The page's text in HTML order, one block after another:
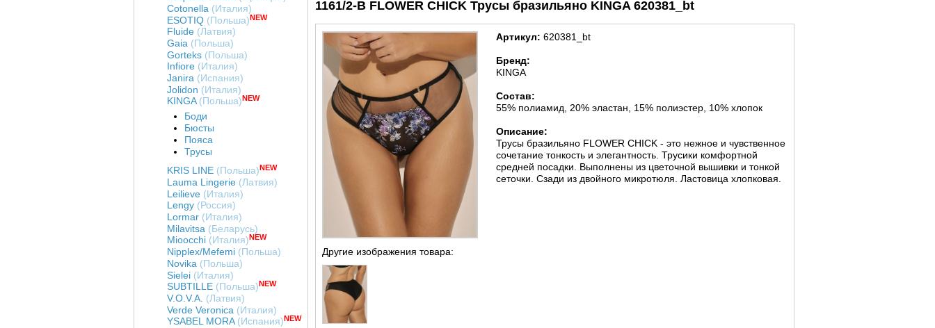
Cotonella (Италия)
ESOTIQ (Польша)NEW
Fluide (Латвия)
Gaia (Польша)
Gorteks (Польша)
Infiore (Италия)
Janira (Испания)
Jolidon (Италия)
KINGA(Польша) NEW
Боди
Бюсты
Пояса
Трусы
KRIS LINE (Польша) NEW
Lauma Lingerie (Латвия)
Leilieve (Италия)
Lengy (Россия)
Lormar (Италия)
Milavitsa (Беларусь)
Mioocchi (Италия) NEW
Nipplex/Mefemi (Польша)
Novika (Польша)
Sielei (Италия)
SUBTILLE (Польша)NEW
V.O.V.A. (Латвия)
Verde Veronica (Италия)
YSABEL MORA(Испания) NEW
1161/2-B FLOWER CHICK Трусы бразильяно KINGA 620381_bt
Другие изображения товара:
Артикул: 620381_bt
Бренд:
KINGA
Состав:
55% полиамид, 20% эластан, 15% полиэстер, 10% хлопок
Описание:
Трусы бразильяно FLOWER CHICK - это нежное и чувственное
сочетание тонкость и элегантность. Трусики комфортной
средней посадки. Выполнены из цветочной вышивки и тонкой
сеточки. Сзади из двойного микротюля. Ластовица хлопковая.